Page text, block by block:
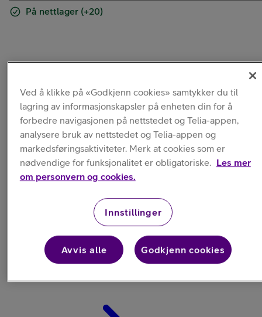
På nettlager (+20)
Spyra
Electric Water Blaster
med 12 md. avtale
Ved å klikke på «Godkjenn cookies» samtykker du til
lagring av informasjonskapsler på enheten din for å
forbedre navigasjonen på nettstedet og Telia-appen,
analysere bruk av nettstedet og Telia-appen og
markedsføringsaktiviteter. Merk at cookies som er
nødvendige for funksjonalitet er obligatoriske. Les mer
om personvern og cookies.
Innstillinger
Avvis alle Godkjenn cookies